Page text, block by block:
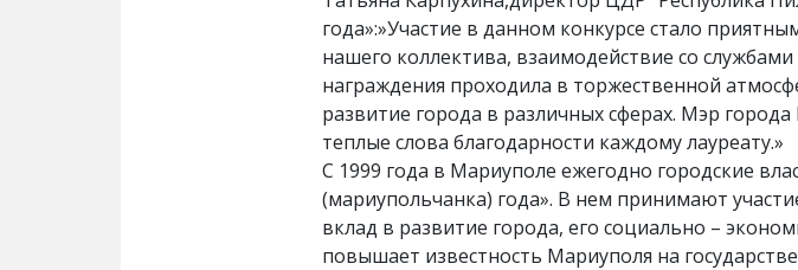
года»:»Участие в данном конкурсе стало
нашего коллектива, взаимодействие со
награждения проходила в торжественной
развитие города в различных сферах. Мэр
теплые слова благодарности каждому лауреату.»
С 1999 года в Мариуполе ежегодно городские
(мариупольчанка) года». В нем принимают
вклад в развитие города, его социально –
повышает известность Мариуполя на